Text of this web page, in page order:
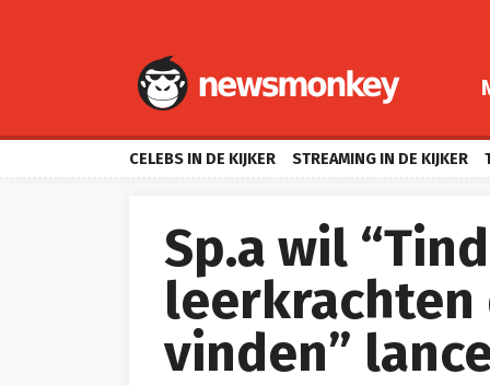
CELEBS IN DE KIJKER STREAMING IN DE KIJKER
Sp.a wil
leerkrachten
vinden”